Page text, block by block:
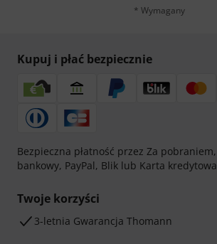
* Wymagany
Kupuj i płać bezpiecznie
Bezpieczna płatność przez Za
bankowy, PayPal, Blik lub Karta
Twoje korzyści
3-letnia Gwarancja Thomann